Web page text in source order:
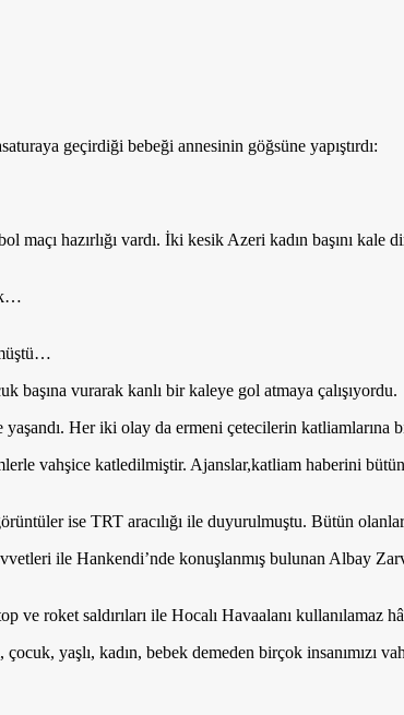
geçirdiği bebeği annesinin göğsüne yapıştırdı:
maçı hazırlığı vardı. İki kesik Azeri kadın başını
başına vurarak kanlı bir kaleye gol atmaya çalışıyordu.
Her iki olay da ermeni çetecilerin katliamlarına
vahşice katledilmiştir. Ajanslar,katliam haberini
ise TRT aracılığı ile duyurulmuştu. Bütün
ile Hankendi’nde konuşlanmış bulunan Albay
ve roket saldırıları ile Hocalı Havaalanı
yaşlı, kadın, bebek demeden birçok insanımızı